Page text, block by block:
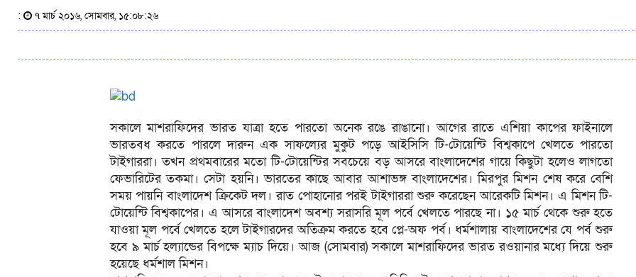
: ৭ মার্চ ২০১৬, সোমবার, ১৫:০৮:২৬
সকালে মাশরাফিদের ভারত যাত্রা হতে পারতো অনেক রঙে রাঙানো। আগের রাতে এশিয়া কাপের ফাইনালে
ভারতবধ করতে পারলে দারুন এক সাফল্যের মুকুট পড়ে আইসিসি টি-টোয়েন্টি বিশ্বকাপে খেলতে পারতো
টাইগাররা। তখন প্রথমবারের মতো টি-টোয়েন্টির সবচেয়ে বড় আসরে বাংলাদেশের গায়ে কিছুটা হলেও লাগতো
ফেভারিটের তকমা। সেটা হয়নি। ভারতের কাছে আবার আশাভঙ্গ বাংলাদেশের। মিরপুর মিশন শেষ করে বেশি
সময় পায়নি বাংলাদেশ ক্রিকেট দল। রাত পোহানোর পরই টাইগাররা শুরু করেছেন আরেকটি মিশন। এ মিশন টি-
টোয়েন্টি বিশ্বকাপের। এ আসরে বাংলাদেশ অবশ্য সরাসরি মূল পর্বে খেলতে পারছে না। ১৫ মার্চ থেকে শুরু হতে
যাওয়া মূল পর্বে খেলতে হলে টাইগারদের অতিক্রম করতে হবে প্লে-অফ পর্ব। ধর্মশালায় বাংলাদেশের যে পর্ব শুরু
হবে ৯ মার্চ হল্যান্ডের বিপক্ষে ম্যাচ দিয়ে। আজ (সোমবার) সকালে মাশরাফিদের ভারত রওয়ানার মধ্যে দিয়ে শুরু
হয়েছে ধর্মশাল মিশন।